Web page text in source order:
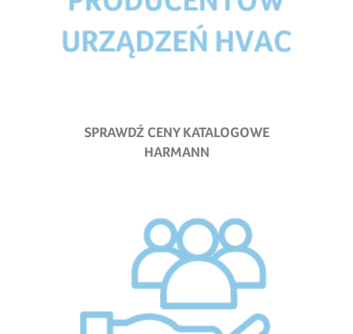
SPRAWDŹ CENY KATALOGOWE
HARMANN